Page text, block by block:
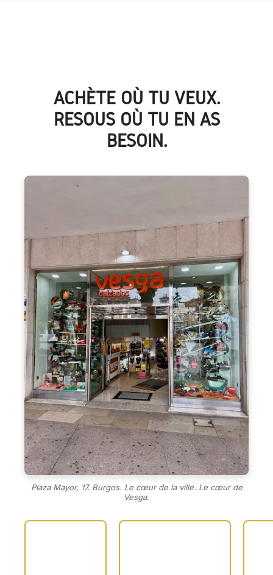
ACHÈTE OÙ TU VEUX.
RÉSOUS OÙ TU EN AS
BESOIN.
Plaza Mayor, 17. Burgos. Le cœur de la ville. Le cœur de
Vesga.